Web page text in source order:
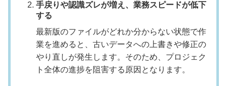
手戻りや認識ズレが増え、業務スピードが低下
する
最新版のファイルがどれか分からない状態で作
業を進めると、古いデータへの上書きや修正の
やり直しが発生します。そのため、プロジェク
ト全体の進捗を阻害する原因となります。